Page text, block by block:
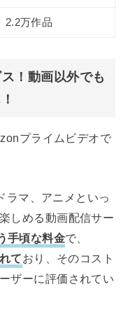
2.2万作品
！動画以外でも
プライムビデオで
ラマ、アニメといっ
しめる動画配信サー
手頃な料金で、
ており、そのコスト
ザーに評価されてい